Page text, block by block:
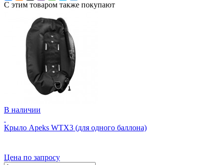
С этим товаром также покупают
В наличии
Крыло Apeks WTX3 (для одного баллона)
Цена по запросу